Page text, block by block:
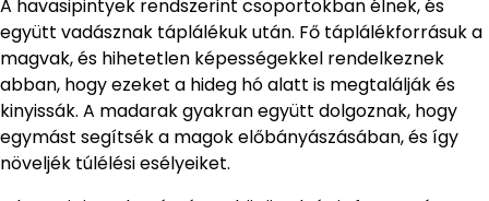
A havasipintyek rendszerint csoportokban élnek, és
együtt vadásznak táplálékuk után. Fő táplálékforrásuk a
magvak, és hihetetlen képességekkel rendelkeznek
abban, hogy ezeket a hideg hó alatt is megtalálják és
kinyissák. A madarak gyakran együtt dolgoznak, hogy
egymást segítsék a magok előbányászásában, és így
növeljék túlélési esélyeiket.